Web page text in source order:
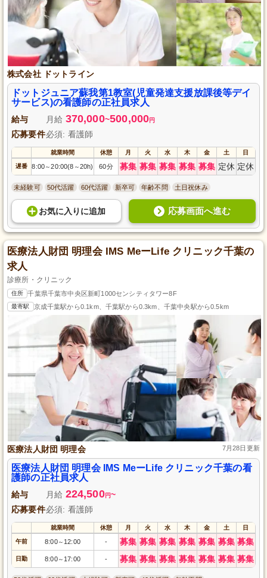
株式会社 ドットライン
ドットジュニア蘇我第1教室(児童発達支援放課後等デイ
サービス)の看護師の正社員求人
給与 月給 370,000~500,000円
応募要件必須: 看護師
就業時間 休憩 月 火 水 木 金 土 日
遅番 8:00～20:00(8 ～20h) 60分 募集 募集 募集 募集 募集 定休 定休
未経験可 50代活躍 60代活躍 新卒可 年齢不問 土日祝休み
お気に入り に追加 応募画面へ進む
医療法人財団 明理会 IMS MeーLife クリニック千葉の
求人
診療所・クリニック
住所 千葉県千葉市中央区新町1000センシティタワー8F
最寄駅 京成千葉駅から0.1km、千葉駅から0.3km、千葉中央駅から0.5km
医療法人財団 明理会 7月28日更新
医療法人財団 明理会 IMS MeーLife クリニック千葉の看
護師の正社員求人
給与 月給 224,500円~
応募要件必須: 看護師
就業時間 休憩 月 火 水 木 金 土 日
午前 8:00～ 12:00 - 募集 募集 募集 募集 募集 募集 募集
日勤 8:00～ 17:00 - 募集 募集 募集 募集 募集 募集 募集